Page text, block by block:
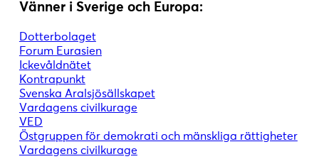
Vänner i Sverige och Europa:
Dotterbolaget
Forum Eurasien
Ickevåldnätet
Kontrapunkt
Svenska Aralsjösällskapet
Vardagens civilkurage
VED
Östgruppen för demokrati och mänskliga rättigheter
Vardagens civilkurage